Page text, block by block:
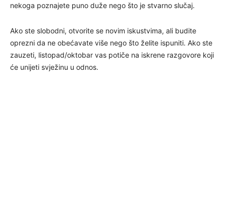
nekoga poznajete puno duže nego što je stvarno slučaj.
Ako ste slobodni, otvorite se novim iskustvima, ali budite
oprezni da ne obećavate više nego što želite ispuniti. Ako ste
zauzeti, listopad/oktobar vas potiče na iskrene razgovore koji
će unijeti svježinu u odnos.